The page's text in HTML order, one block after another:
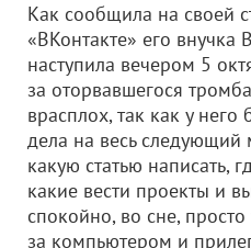
Как сообщила на своей
«ВКонтакте» его внучка
наступила вечером 5
за оторвавшегося
врасплох, так как у
дела на весь следующий
какую статью написать,
какие вести проекты и
спокойно, во сне, просто
за компьютером и